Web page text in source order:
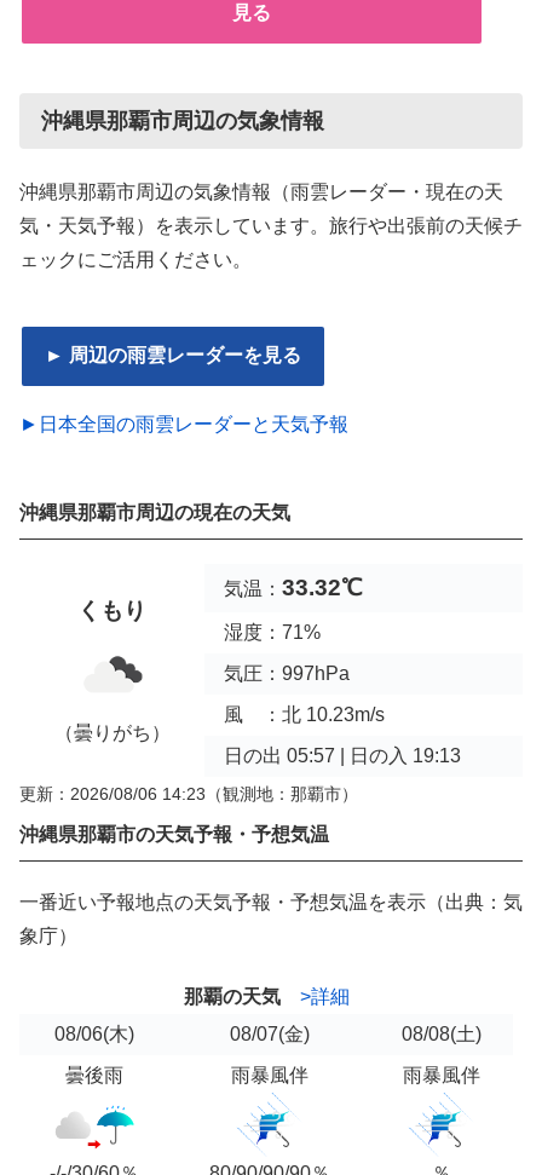
見る
沖縄県那覇市周辺の気象情報
沖縄県那覇市周辺の気象情報（雨雲レーダー・現在の天
気・天気予報）を表示しています。旅行や出張前の天候チ
ェックにご活用ください。
► 周辺の雨雲レーダーを見る
►日本全国の雨雲レーダーと天気予報
沖縄県那覇市周辺の現在の天気
くもり
（曇りがち）
気温： 33.32℃
湿度：71%
気圧：997hPa
風 ：北 10.23m/s
日の出 05:57 | 日の入 19:13
更新：2026/08/06 14:23 （観測地：那覇市）
沖縄県那覇市の天気予報・予想気温
一番近い予報地点の天気予報・予想気温を表示（出典：気
象庁）
那覇の天気
>詳細
08/06(木) 08/07(金) 08/08(土)
曇後雨
雨暴風伴 雨暴風伴